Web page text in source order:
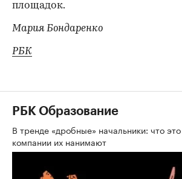
площадок.
Мария Бондаренко
РБК
РБК Образование
В тренде «дробные» начальники: что
компании их нанимают